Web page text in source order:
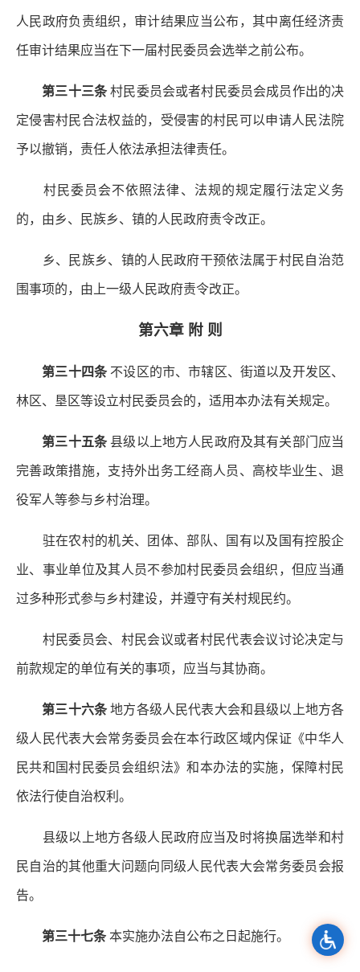
人民政府负责组织，审计结果应当公布，其中离任经济责
任审计结果应当在下一届村民委员会选举之前公布。
第三十三条村民委员会或者村民委员会成员作出的决
定侵害村民合法权益的，受侵害的村民可以申请人民法院
予以撤销，责任人依法承担法律责任。
村民委员会不依照法律、法规的规定履行法定义务
的，由乡、民族乡、镇的人民政府责令改正。
乡、民族乡、镇的人民政府干预依法属于村民自治范
围事项的，由上一级人民政府责令改正。
第六章 附 则
第三十四条不设区的市、市辖区、街道以及开发区、
林区、垦区等设立村民委员会的，适用本办法有关规定。
第三十五条县级以上地方人民政府及其有关部门应当
完善政策措施，支持外出务工经商人员、高校毕业生、退
役军人等参与乡村治理。
驻在农村的机关、团体、部队、国有以及国有控股企
业、事业单位及其人员不参加村民委员会组织，但应当通
过多种形式参与乡村建设，并遵守有关村规民约。
村民委员会、村民会议或者村民代表会议讨论决定与
前款规定的单位有关的事项，应当与其协商。
第三十六条地方各级人民代表大会和县级以上地方各
级人民代表大会常务委员会在本行政区域内保证《中华人
民共和国村民委员会组织法》和本办法的实施，保障村民
依法行使自治权利。
县级以上地方各级人民政府应当及时将换届选举和村
民自治的其他重大问题向同级人民代表大会常务委员会报
告。
第三十七条本实施办法自公布之日起施行。